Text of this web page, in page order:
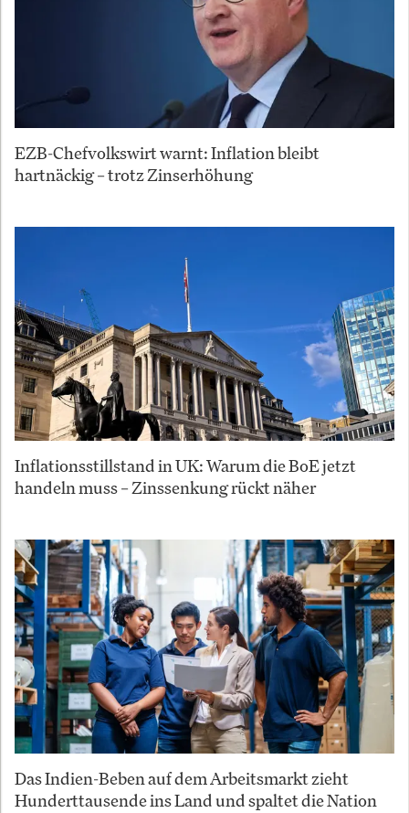
EZB-Chefvolkswirt warnt: Inflation bleibt
hartnäckig – trotz Zinserhöhung
Inflationsstillstand in UK: Warum die BoE jetzt
handeln muss – Zinssenkung rückt näher
Das Indien-Beben auf dem Arbeitsmarkt zieht
Hunderttausende ins Land und spaltet die Nation